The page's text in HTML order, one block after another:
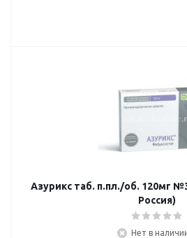
Азурикс таб. п.пл./об. 120мг
Россия)
Нет в